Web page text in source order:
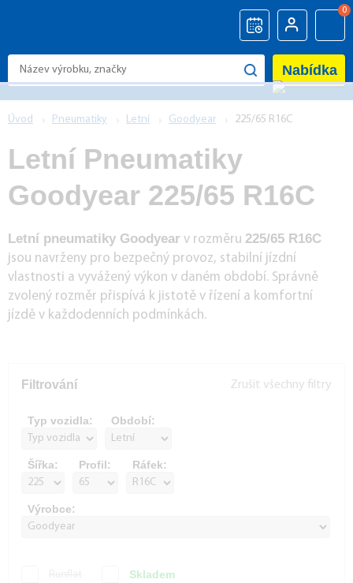
0
Nabídka
Úvod Pneumatiky Letní Goodyear 225/65 R16C
Letní Pneumatiky
Goodyear 225/65 R16C
Letní pneumatiky Goodyear v rozměru 225/65 R16C
jsou navrženy pro bezpečný provoz, stabilní jízdní
vlastnosti a vyvážený výkon v daném období. Správně
zvolený rozměr přispívá k jistotě v řízení a komfortní
jízdě v každodenních podmínkách.
Filtrování Zrušit všechny filtry
Typ vozidla: Období:
Šířka: Profil: Ráfek:
Výrobce:
Skladem